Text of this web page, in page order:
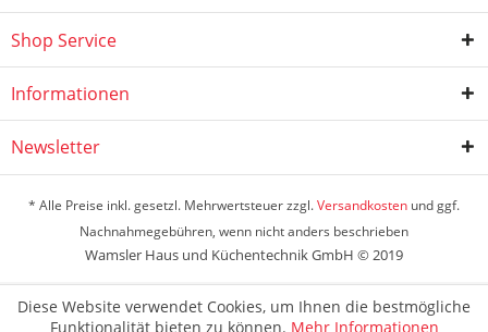
Shop Service
Informationen
Newsletter
* Alle Preise inkl. gesetzl. Mehrwertsteuer zzgl.Versandkosten und ggf.
Nachnahmegebühren, wenn nicht anders beschrieben
Wamsler Haus und Küchentechnik GmbH © 2019
Diese Website verwendet Cookies, um Ihnen die bestmögliche
Funktionalität bieten zu können. Mehr Informationen